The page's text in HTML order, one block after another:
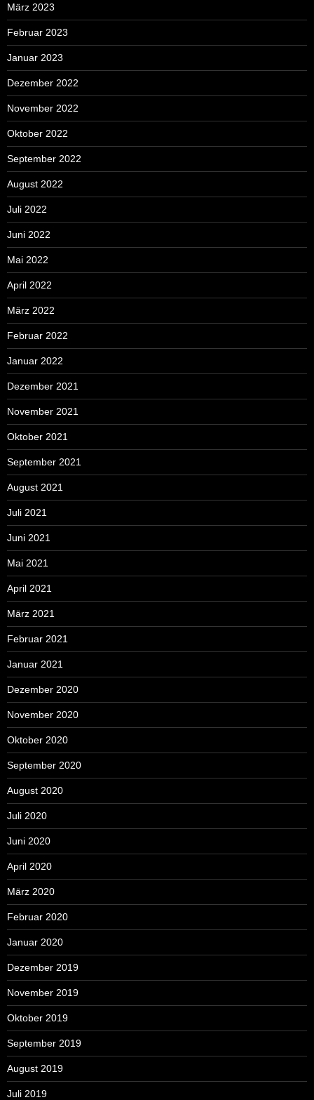
März 2023
Februar 2023
Januar 2023
Dezember 2022
November 2022
Oktober 2022
September 2022
August 2022
Juli 2022
Juni 2022
Mai 2022
April 2022
März 2022
Februar 2022
Januar 2022
Dezember 2021
November 2021
Oktober 2021
September 2021
August 2021
Juli 2021
Juni 2021
Mai 2021
April 2021
März 2021
Februar 2021
Januar 2021
Dezember 2020
November 2020
Oktober 2020
September 2020
August 2020
Juli 2020
Juni 2020
April 2020
März 2020
Februar 2020
Januar 2020
Dezember 2019
November 2019
Oktober 2019
September 2019
August 2019
Juli 2019